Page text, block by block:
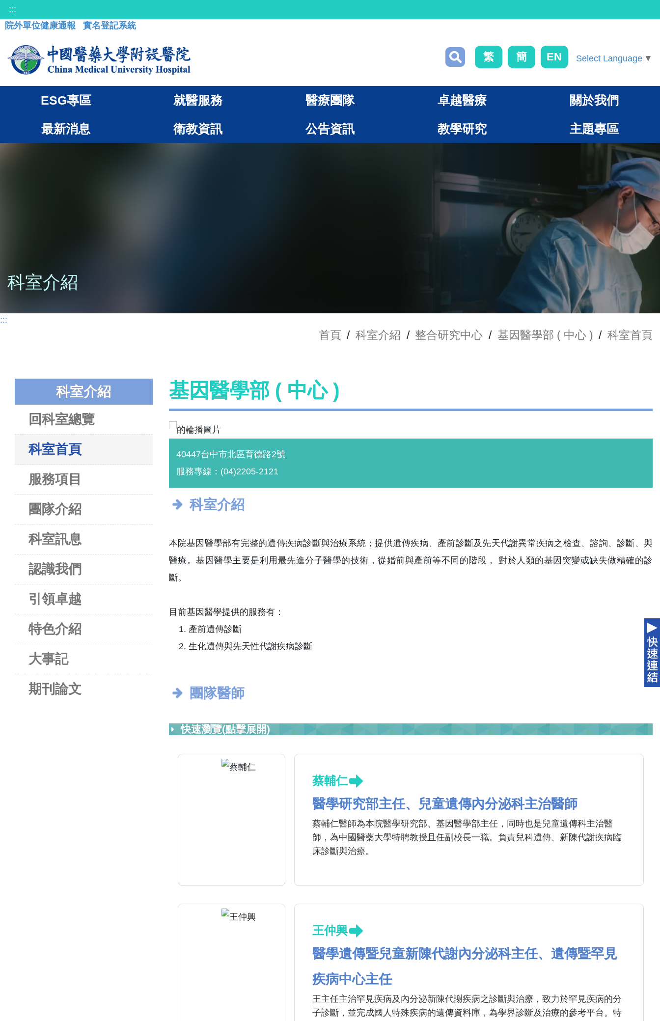
:::
院外單位健康通報
實名登記系統
繁 簡 EN Select Language ▼
ESG專區 就醫服務 醫療團隊 卓越醫療 關於我們
最新消息 衛教資訊 公告資訊 教學研究 主題專區
科室介紹
:::
首頁 / 科室介紹 / 整合研究中心 / 基因醫學部 ( 中心 ) / 科室首頁
科室介紹
回科室總覽
科室首頁
服務項目
團隊介紹
科室訊息
認識我們
引領卓越
特色介紹
大事記
期刊論文
基因醫學部 ( 中心 )
40447台中市北區育德路2號
服務專線：(04)2205-2121
科室介紹
本院基因醫學部有完整的遺傳疾病診斷與治療系統；提供遺傳疾病、產前診斷及先天代謝異常疾病之檢查、諮詢、診斷、與
醫療。基因醫學主要是利用最先進分子醫學的技術，從婚前與產前等不同的階段， 對於人類的基因突變或缺失做精確的診
斷。
目前基因醫學提供的服務有：
產前遺傳診斷
生化遺傳與先天性代謝疾病診斷
團隊醫師
快速瀏覽(點擊展開)
蔡輔仁
醫學研究部主任、兒童遺傳內分泌科主治醫師
蔡輔仁醫師為本院醫學研究部、基因醫學部主任，同時也是兒童遺傳科主治醫
師，為中國醫藥大學特聘教授且任副校長一職。負責兒科遺傳、新陳代謝疾病臨
床診斷與治療。
王仲興
醫學遺傳暨兒童新陳代謝內分泌科主任、遺傳暨罕見
疾病中心主任
王主任主治罕見疾病及內分泌新陳代謝疾病之診斷與治療，致力於罕見疾病的分
子診斷，並完成國人特殊疾病的遺傳資料庫，為學界診斷及治療的參考平台。特